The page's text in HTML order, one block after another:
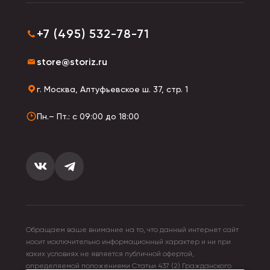
+7 (495) 532-78-71
store@storiz.ru
г. Москва, Алтуфьевское ш. 37, стр. 1
Пн.– Пт.: с 09:00 до 18:00
Обращаем ваше внимание на то, что данный интернет сайт
носит исключительно информационный характер и ни при
каких условиях не является публичной офертой,
определяемой положениями Статьи 437 (2) Гражданского